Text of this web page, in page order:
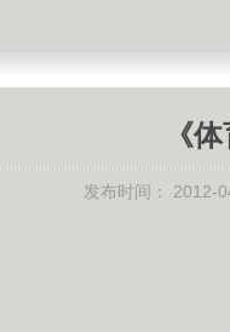
《
发布时间： 2012-